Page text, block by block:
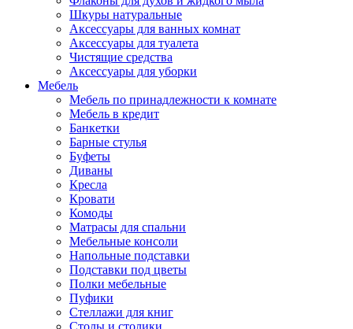
Шкуры натуральные
Аксессуары для ванных комнат
Аксессуары для туалета
Чистящие средства
Аксессуары для уборки
Мебель
Мебель по принадлежности к комнате
Мебель в кредит
Банкетки
Барные стулья
Буфеты
Диваны
Кресла
Кровати
Комоды
Матрасы для спальни
Мебельные консоли
Напольные подставки
Подставки под цветы
Полки мебельные
Пуфики
Стеллажи для книг
Столы и столики